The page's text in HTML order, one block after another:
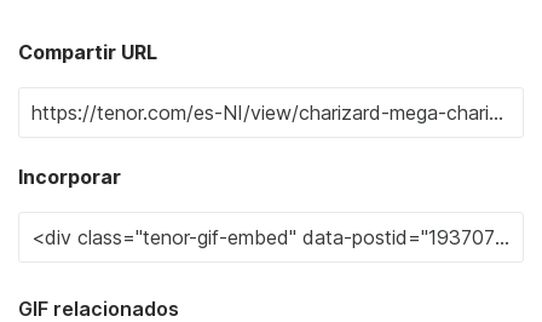
Compartir URL
Incorporar
GIF relacionados